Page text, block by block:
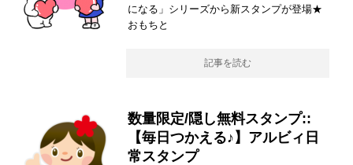
になる」シリーズから新スタンプが登場★
おもちと
記事を読む
数量限定/隠し無料スタンプ::
【毎日つかえる♪】アルビィ日
常スタンプ